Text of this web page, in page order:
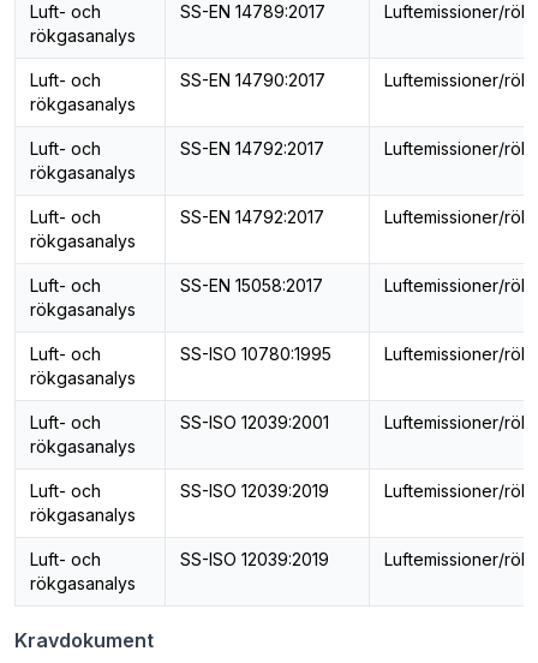
Luft- och
rökgasanalys
SS-EN 14789:2017 Luftemissioner/
Luft- och
rökgasanalys
SS-EN 14790:2017 Luftemissioner/
Luft- och
rökgasanalys
SS-EN 14792:2017 Luftemissioner/
Luft- och
rökgasanalys
SS-EN 14792:2017 Luftemissioner/
Luft- och
rökgasanalys
SS-EN 15058:2017 Luftemissioner/
Luft- och
rökgasanalys
SS-ISO 10780:1995 Luftemissioner/
Luft- och
rökgasanalys
SS-ISO 12039:2001 Luftemissioner/
Luft- och
rökgasanalys
SS-ISO 12039:2019 Luftemissioner/
Luft- och
rökgasanalys
SS-ISO 12039:2019 Luftemissioner/
Kravdokument